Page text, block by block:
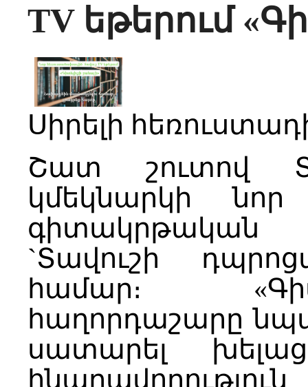
TV եթերում
Սիրելի
Շատ շուտով
կմեկնարկի նոր
գիտակրթական
`Տավուշի
համար։
հաղորդաշարը
սատարել